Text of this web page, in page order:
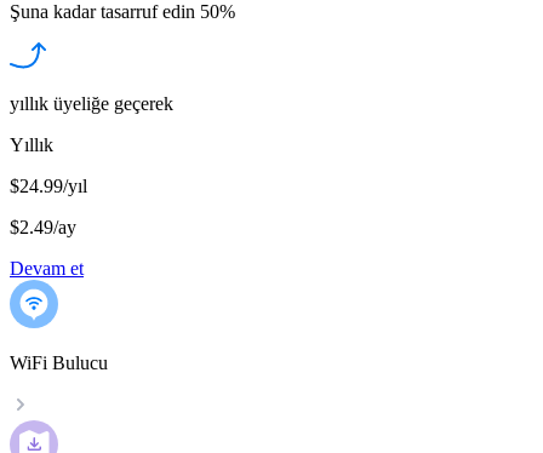
Şuna kadar tasarruf edin 50%
yıllık üyeliğe geçerek
Yıllık
$24.99/yıl
$2.49/ay
Devam et
WiFi Bulucu